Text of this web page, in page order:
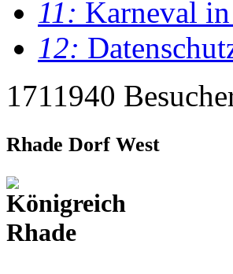
11: Karneval
12:
1711940
Rhade Dorf West